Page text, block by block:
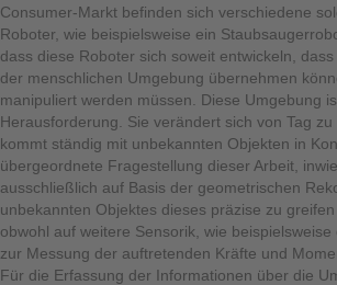
Consumer-Markt befinden sich verschiedene
Roboter, wie beispielsweise ein
dass diese Roboter sich soweit entwickeln,
der menschlichen Umgebung übernehmen
manipuliert werden müssen. Diese Umgebung
Herausforderung. Sie verändert sich von Tag zu
kommt ständig mit unbekannten Objekten in
übergeordnete Fragestellung dieser Arbeit,
ausschließlich auf Basis der geometrischen
unbekannten Objektes dieses präzise zu
obwohl auf weitere Sensorik, wie
zur Messung der auftretenden Kräfte und
Für die Erfassung der Informationen über die